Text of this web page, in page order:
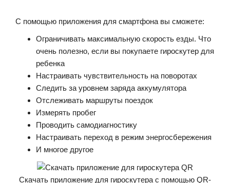
С помощью приложения для смартфона вы сможете:
Ограничивать максимальную скорость езды. Что
очень полезно, если вы покупаете гироскутер для
ребенка
Настраивать чувствительность на поворотах
Следить за уровнем заряда аккумулятора
Отслеживать маршруты поездок
Измерять пробег
Проводить самодиагностику
Настраивать переход в режим энергосбережения
И многое другое
Скачать приложение для гироскутера с помощью QR-